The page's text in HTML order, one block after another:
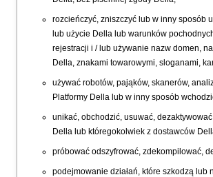
rozcieńczyć, zniszczyć lub w inny sposób
lub użycie Della lub warunków
rejestracji i / lub używanie nazw domen,
Della, znakami towarowymi, sloganami,
używać robotów, pająków, skanerów,
Platformy Della lub w inny sposób
unikać, obchodzić, usuwać,
Della lub któregokolwiek z dostawców
próbować odszyfrować, zdekompilować,
podejmowanie działań, które szkodzą lub